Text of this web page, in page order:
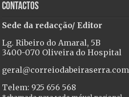
Contactos
Sede da redacção/ Editor
Lg. Ribeiro do Amaral, 5B
3400-070 Oliveira do Hospital
geral@correiodabeiraserra.com
Telem: 925 656 568